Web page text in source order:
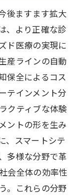
後ますます拡大
、より正確な診
ド医療の実現に
産ラインの自動
保全によるコス
テインメント分
クティブな体験
ントの形を生み
、スマートシテ
多様な分野で革
会全体の効率性
。これらの分野